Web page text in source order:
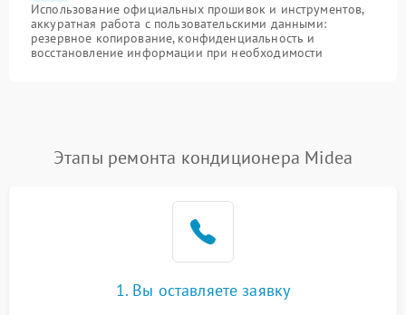
Использование официальных прошивок и инструментов,
аккуратная работа с пользовательскими данными:
резервное копирование, конфиденциальность и
восстановление информации при необходимости
Этапы ремонта кондиционера Midea
1. Вы оставляете заявку